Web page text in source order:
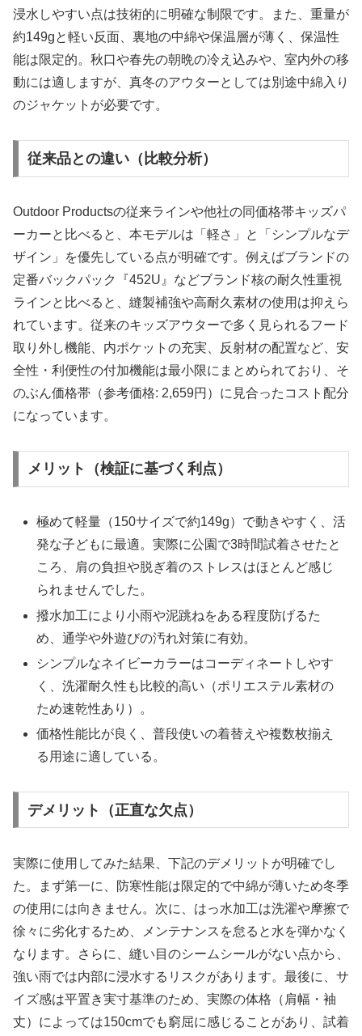
浸水しやすい点は技術的に明確な制限です。また、重量が
約149gと軽い反面、裏地の中綿や保温層が薄く、保温性
能は限定的。秋口や春先の朝晩の冷え込みや、室内外の移
動には適しますが、真冬のアウターとしては別途中綿入り
のジャケットが必要です。
従来品との違い（比較分析）
Outdoor Productsの従来ラインや他社の同価格帯キッズパ
ーカーと比べると、本モデルは「軽さ」と「シンプルなデ
ザイン」を優先している点が明確です。例えばブランドの
定番バックパック『452U』などブランド核の耐久性重視
ラインと比べると、縫製補強や高耐久素材の使用は抑えら
れています。従来のキッズアウターで多く見られるフード
取り外し機能、内ポケットの充実、反射材の配置など、安
全性・利便性の付加機能は最小限にまとめられており、そ
のぶん価格帯（参考価格: 2,659円）に見合ったコスト配分
になっています。
メリット（検証に基づく利点）
極めて軽量（150サイズで約149g）で動きやすく、活
発な子どもに最適。実際に公園で3時間試着させたと
ころ、肩の負担や脱ぎ着のストレスはほとんど感じ
られませんでした。
撥水加工により小雨や泥跳ねをある程度防げるた
め、通学や外遊びの汚れ対策に有効。
シンプルなネイビーカラーはコーディネートしやす
く、洗濯耐久性も比較的高い（ポリエステル素材の
ため速乾性あり）。
価格性能比が良く、普段使いの着替えや複数枚揃え
る用途に適している。
デメリット（正直な欠点）
実際に使用してみた結果、下記のデメリットが明確でし
た。まず第一に、防寒性能は限定的で中綿が薄いため冬季
の使用には向きません。次に、はっ水加工は洗濯や摩擦で
徐々に劣化するため、メンテナンスを怠ると水を弾かなく
なります。さらに、縫い目のシームシールがない点から、
強い雨では内部に浸水するリスクがあります。最後に、サ
イズ感は平置き実寸基準のため、実際の体格（肩幅・袖
丈）によっては150cmでも窮屈に感じることがあり、試着